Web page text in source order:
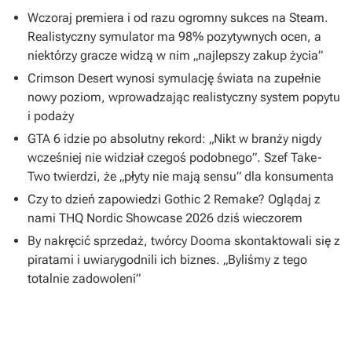
Wczoraj premiera i od razu ogromny sukces na Steam.
Realistyczny symulator ma 98% pozytywnych ocen, a
niektórzy gracze widzą w nim „najlepszy zakup życia”
Crimson Desert wynosi symulację świata na zupełnie
nowy poziom, wprowadzając realistyczny system popytu
i podaży
GTA 6 idzie po absolutny rekord: „Nikt w branży nigdy
wcześniej nie widział czegoś podobnego”. Szef Take-
Two twierdzi, że „płyty nie mają sensu” dla konsumenta
Czy to dzień zapowiedzi Gothic 2 Remake? Oglądaj z
nami THQ Nordic Showcase 2026 dziś wieczorem
By nakręcić sprzedaż, twórcy Dooma skontaktowali się z
piratami i uwiarygodnili ich biznes. „Byliśmy z tego
totalnie zadowoleni”